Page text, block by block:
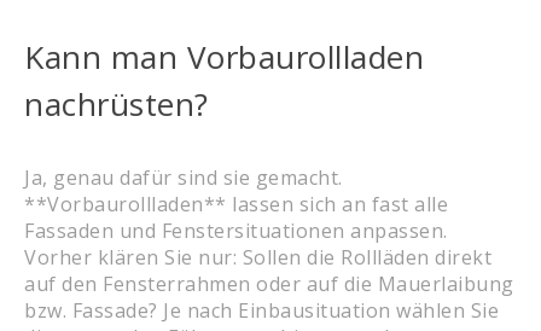
Kann man Vorbaurollladen
nachrüsten?
Ja, genau dafür sind sie gemacht.
**Vorbaurollladen** lassen sich an fast alle
Fassaden und Fenstersituationen anpassen.
Vorher klären Sie nur: Sollen die Rollläden direkt
auf den Fensterrahmen oder auf die Mauerlaibung
bzw. Fassade? Je nach Einbausituation wählen Sie